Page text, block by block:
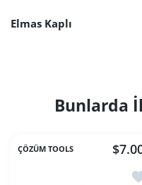
Elmas Kaplı
Bunlarda
ÇÖZÜM TOOLS